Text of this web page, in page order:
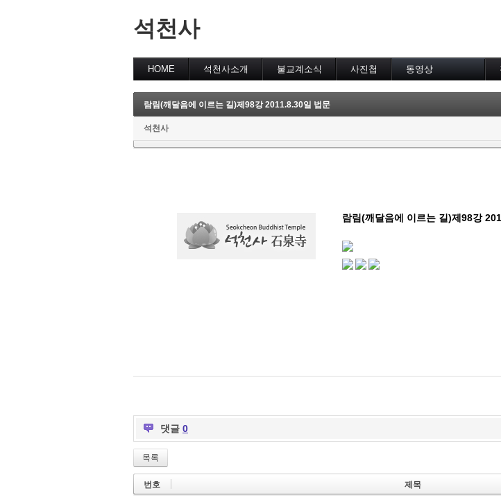
석천사
HOME 석천사소개 불교계소식 사진첩 동영상
특별법회
람림
법성게
보살37수행법
람림(깨달음에 이르는 길)제98강 2011.8.30일 법문
석천사
람림(깨달음에 이르는 길)제98강
댓글 0
목록
번호 제목